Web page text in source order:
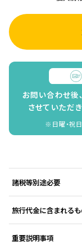
お問い合わせ後
させていただき
※日曜・祝
諸税等別途必要
旅行代金に含まれる
重要説明事項